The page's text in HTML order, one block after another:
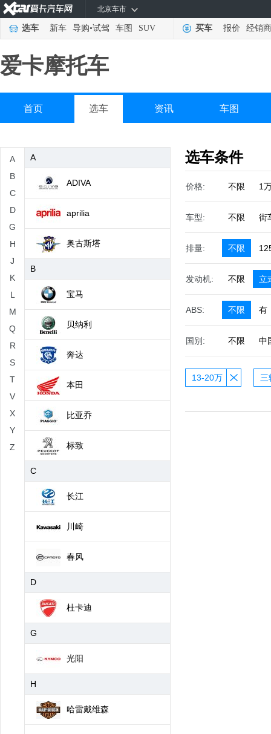
北京车市
选车 新车 导购•试驾 车图 SUV 买车 报价 经销商
爱卡摩托车
首页 选车 资讯 车图
A
B
C
D
G
H
J
K
L
M
Q
R
S
T
V
X
Y
Z
A
ADIVA
aprilia
奥古斯塔
B
宝马
贝纳利
奔达
本田
比亚乔
标致
C
长江
川崎
春风
D
杜卡迪
G
光阳
H
哈雷戴维森
选车条件
价格: 不限 1
车型: 不限 街
排量: 不限
发动机: 不限 立
ABS: 不限 有
国别: 不限 中
13-20万 三